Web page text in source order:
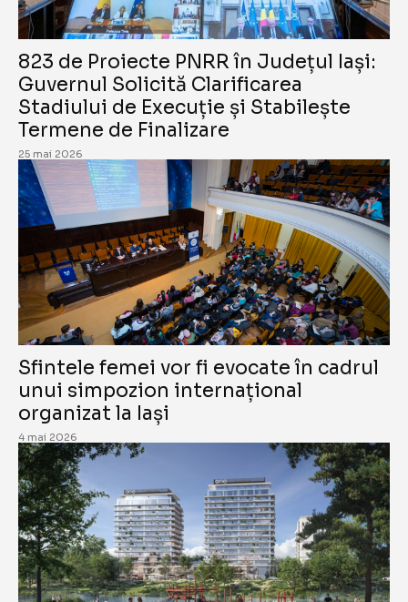
823 de Proiecte PNRR în Județul Iași:
Guvernul Solicită Clarificarea
Stadiului de Execuție și Stabilește
Termene de Finalizare
25 mai 2026
Sfintele femei vor fi evocate în cadrul
unui simpozion internațional
organizat la Iași
4 mai 2026